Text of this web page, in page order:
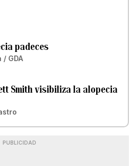
padeces
GDA
Smith visibiliza la alopecia
PUBLICIDAD